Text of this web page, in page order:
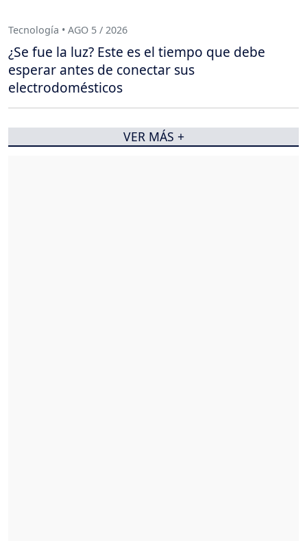
Tecnología • AGO 5 / 2026
¿Se fue la luz? Este es el tiempo que debe
esperar antes de conectar sus
electrodomésticos
VER MÁS +